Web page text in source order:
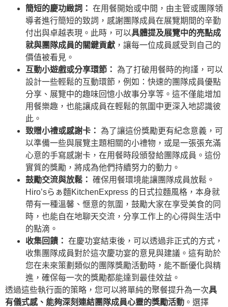
簡短的慶功緻詞： 在用餐開始或中間，由主管或團隊領
導者進行簡短的致詞，感謝團隊成員在展覽期間的辛勤
付出與卓越表現。此時，可以具體提及展覽中的亮點成
就與團隊成員的關鍵貢獻 ，讓每一位成員感受到自己的
價值被看見。
互動小遊戲或分享環節： 為了打破用餐時的拘謹，可以
設計一些輕鬆的互動環節，例如：快速的團隊成員優點
分享、展覽中的趣味回憶小故事分享等。這不僅能增加
用餐樂趣，也能讓成員在輕鬆的氛圍中更深入地認識彼
此。
致贈小禮或感謝卡： 為了讓這份獎勵更有紀念意義，可
以準備一些與展覽主題相關的小禮物，或是一張張充滿
心意的手寫感謝卡，在用餐時段頒發給團隊成員。這份
實質的獎勵，將成為他們持續努力的動力。
鼓勵交流與放鬆： 確保用餐環境能讓團隊成員放鬆。
Hiro’sらぁ麵KitchenExpress 的日式拉麵風格，本身就
帶有一種溫馨、愜意的氛圍，鼓勵大家在享受美食的同
時，也能自在地聊天交流，分享工作上的心得與生活中
的點滴。
收集回饋： 在慶功宴結束後，可以透過非正式的方式，
收集團隊成員對於這次慶功宴的意見與建議。這有助於
您在未來策劃類似的團隊獎勵活動時，能不斷優化與精
進，確保每一次的獎勵都能達到最佳效益。
透過這些執行面的策略，您可以將單純的聚餐提升為一次具
有儀式感、能夠深刻連結團隊成員心靈的獎勵活動 。選擇